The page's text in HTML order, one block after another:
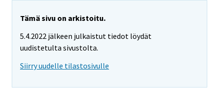
Tämä sivu on arkistoitu.
5.4.2022 jälkeen julkaistut tiedot löydät
uudistetulta sivustolta.
Siirry uudelle tilastosivulle